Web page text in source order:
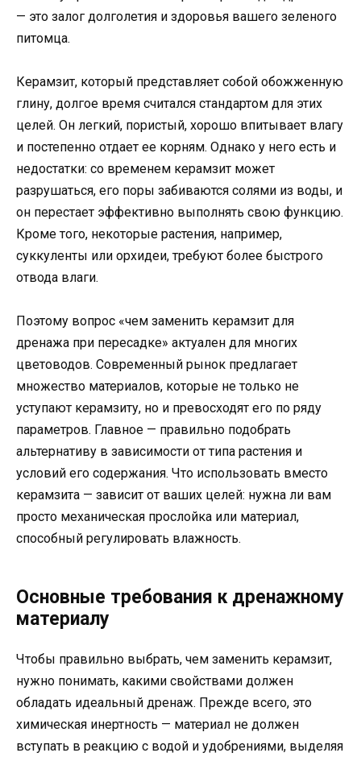
— это залог долголетия и здоровья вашего зеленого
питомца.
Керамзит, который представляет собой обожженную
глину, долгое время считался стандартом для этих
целей. Он легкий, пористый, хорошо впитывает влагу
и постепенно отдает ее корням. Однако у него есть и
недостатки: со временем керамзит может
разрушаться, его поры забиваются солями из воды, и
он перестает эффективно выполнять свою функцию.
Кроме того, некоторые растения, например,
суккуленты или орхидеи, требуют более быстрого
отвода влаги.
Поэтому вопрос «чем заменить керамзит для
дренажа при пересадке» актуален для многих
цветоводов. Современный рынок предлагает
множество материалов, которые не только не
уступают керамзиту, но и превосходят его по ряду
параметров. Главное — правильно подобрать
альтернативу в зависимости от типа растения и
условий его содержания. Что использовать вместо
керамзита — зависит от ваших целей: нужна ли вам
просто механическая прослойка или материал,
способный регулировать влажность.
Основные требования к дренажному
материалу
Чтобы правильно выбрать, чем заменить керамзит,
нужно понимать, какими свойствами должен
обладать идеальный дренаж. Прежде всего, это
химическая инертность — материал не должен
вступать в реакцию с водой и удобрениями, выделяя